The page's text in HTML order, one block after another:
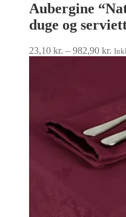
Aubergine
duge og
23,10 kr. – 982,90 kr.